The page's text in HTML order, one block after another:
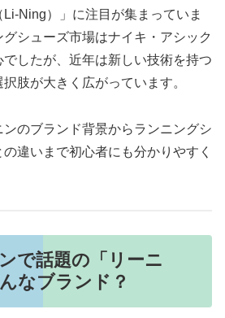
Ning）」に注目が集まっていま
シューズ市場はナイキ・アシック
したが、近年は新しい技術を持つ
肢が大きく広がっています。
のブランド背景からランニングシ
違いまで初心者にも分かりやすく
で話題の「リーニ
なブランド？